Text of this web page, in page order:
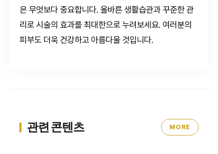
은 무엇보다 중요합니다. 올바른 생활습관과 꾸준한 관
리로 시술의 효과를 최대한으로 누려보세요. 여러분의
피부도 더욱 건강하고 아름다울 것입니다.
관련 콘텐츠 MORE